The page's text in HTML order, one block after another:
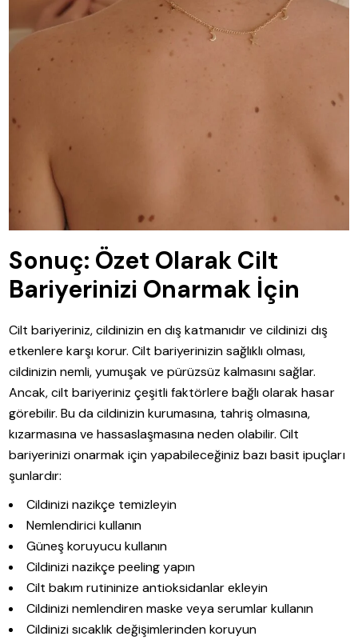
Sonuç: Özet Olarak Cilt
Bariyerinizi Onarmak İçin
Cilt bariyeriniz, cildinizin en dış katmanıdır ve cildinizi dış
etkenlere karşı korur. Cilt bariyerinizin sağlıklı olması,
cildinizin nemli, yumuşak ve pürüzsüz kalmasını sağlar.
Ancak, cilt bariyeriniz çeşitli faktörlere bağlı olarak hasar
görebilir. Bu da cildinizin kurumasına, tahriş olmasına,
kızarmasına ve hassaslaşmasına neden olabilir. Cilt
bariyerinizi onarmak için yapabileceğiniz bazı basit ipuçları
şunlardır:
Cildinizi nazikçe temizleyin
Nemlendirici kullanın
Güneş koruyucu kullanın
Cildinizi nazikçe peeling yapın
Cilt bakım rutininize antioksidanlar ekleyin
Cildinizi nemlendiren maske veya serumlar kullanın
Cildinizi sıcaklık değişimlerinden koruyun